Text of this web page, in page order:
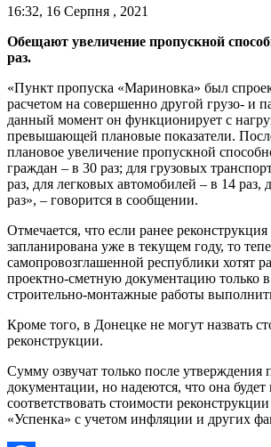
16:32, 16 Серпня , 2021
Обещают увеличение пропускной
раз.
«Пункт пропуска «Мариновка» был
расчетом на совершенно другой грузо- и
данный момент он функционирует с
превышающей плановые показатели.
плановое увеличение пропускной
граждан – в 30 раз; для грузовых
раз, для легковых автомобилей – в 14 раз,
раз», – говорится в сообщении.
Отмечается, что если ранее
запланирована уже в текущем году, то
самопровозглашенной республики хотят
проектно-сметную документацию только
строительно-монтажные работы
Кроме того, в Донецке не могут назвать
реконструкции.
Сумму озвучат только после утверждения
документации, но надеются, что она
соответствовать стоимости
«Успенка» с учетом инфляции и других